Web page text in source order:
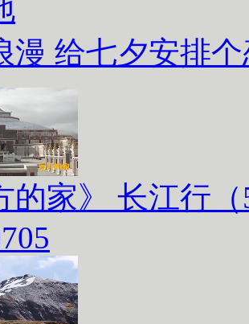
漫 给七夕安排
的家》 长江行